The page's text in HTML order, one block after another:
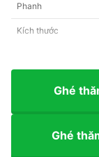
Phanh
Kích thước
Ghé
Ghé